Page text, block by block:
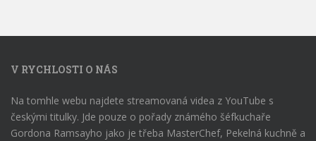
V RYCHLOSTI O NÁS
Na tomhle webu najdete streamovaná videa z YouTube s
českými titulky. Jde pouze o pořady známého šéfkuchaře
Gordona Ramsayho jako je třeba MasterChef, Pekelná kuchně a